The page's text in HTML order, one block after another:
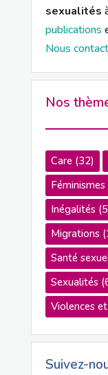
sexualités
publications
Nous
Nos
Care(32)
Féminismes
Inégalités
Migrations
Santé
Sexualités
Violences
Suivez-